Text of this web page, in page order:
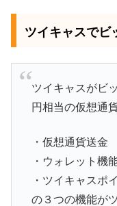
ツイキャスでビ
ツイキャスがビ
円相当の仮想通
・仮想通貨送金
・ウォレット機
・ツイキャスポ
の３つの機能が